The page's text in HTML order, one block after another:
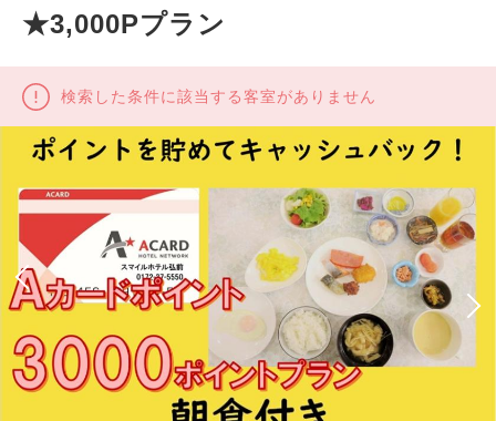
★3,000Pプラン
検索した条件に該当する客室がありません